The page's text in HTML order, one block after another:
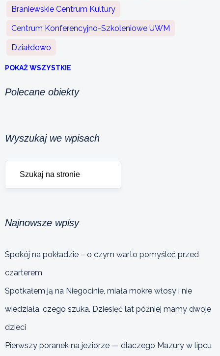
Braniewskie Centrum Kultury
Centrum Konferencyjno-Szkoleniowe UWM
Działdowo
POKAŻ WSZYSTKIE
Polecane obiekty
Wyszukaj we wpisach
Najnowsze wpisy
Spokój na pokładzie – o czym warto pomyśleć przed
czarterem
Spotkałem ją na Niegocinie, miała mokre włosy i nie
wiedziała, czego szuka. Dziesięć lat później mamy dwoje
dzieci
Pierwszy poranek na jeziorze — dlaczego Mazury w lipcu